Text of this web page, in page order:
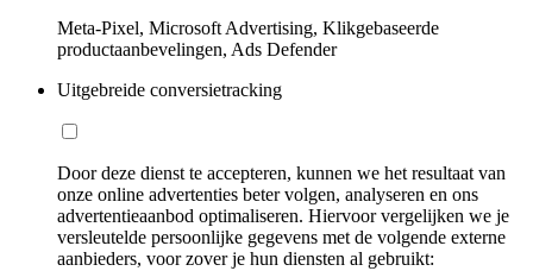
Meta-Pixel, Microsoft Advertising, Klikgebaseerde
productaanbevelingen, Ads Defender
Uitgebreide conversietracking
Door deze dienst te accepteren, kunnen we het resultaat van
onze online advertenties beter volgen, analyseren en ons
advertentieaanbod optimaliseren. Hiervoor vergelijken we je
versleutelde persoonlijke gegevens met de volgende externe
aanbieders, voor zover je hun diensten al gebruikt: